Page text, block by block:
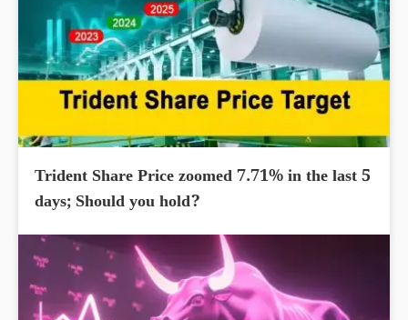
Trident Share Price zoomed 7.71% in the last 5
days; Should you hold?